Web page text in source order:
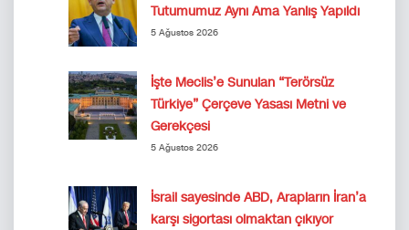
Tutumumuz Aynı Ama Yanlış Yapıldı
5 Ağustos 2026
İşte Meclis’e Sunulan “Terörsüz
Türkiye” Çerçeve Yasası Metni ve
Gerekçesi
5 Ağustos 2026
İsrail sayesinde ABD, Arapların İran’a
karşı sigortası olmaktan çıkıyor